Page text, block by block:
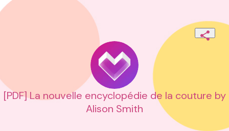
[PDF] La nouvelle encyclopédie de la couture by
Alison Smith